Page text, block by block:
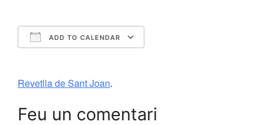
ADD TO CALENDAR
Revetlla de Sant Joan.
Feu un comentari